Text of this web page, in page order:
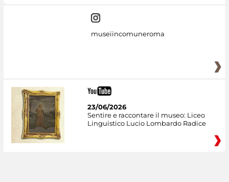
museiincomuneroma
23/06/2026
Sentire e raccontare il museo: Liceo
Linguistico Lucio Lombardo Radice